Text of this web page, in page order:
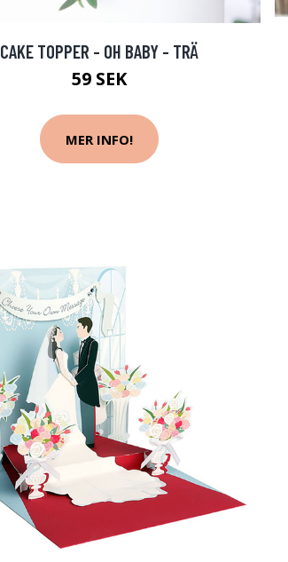
CAKE TOPPER - OH BABY - TRÄ
59 SEK
MER INFO!